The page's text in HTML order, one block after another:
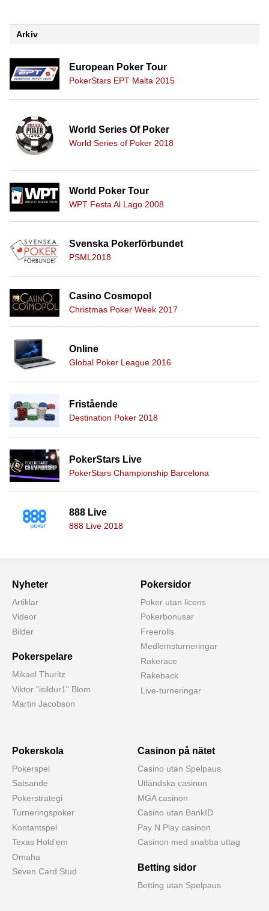
Arkiv
European Poker Tour
PokerStars EPT Malta 2015
World Series Of Poker
World Series of Poker 2018
World Poker Tour
WPT Festa Al Lago 2008
Svenska Pokerförbundet
PSML2018
Casino Cosmopol
Christmas Poker Week 2017
Online
Global Poker League 2016
Fristående
Destination Poker 2018
PokerStars Live
PokerStars Championship Barcelona
888 Live
888 Live 2018
Nyheter
Artiklar
Videor
Bilder
Pokerspelare
Mikael Thuritz
Viktor "isildur1" Blom
Martin Jacobson
Pokersidor
Poker utan licens
Pokerbonusar
Freerolls
Medlemsturneringar
Rakerace
Rakeback
Live-turneringar
Pokerskola
Pokerspel
Satsande
Pokerstrategi
Turneringspoker
Kontantspel
Texas Hold'em
Omaha
Seven Card Stud
Casinon på nätet
Casino utan Spelpaus
Utländska casinon
MGA casinon
Casino utan BankID
Pay N Play casinon
Casinon med snabba uttag
Betting sidor
Betting utan Spelpaus